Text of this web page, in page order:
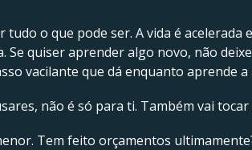
o que pode ser. A vida é
Se quiser aprender algo novo, não
vacilante que dá enquanto aprende
não é só para ti. Também vai
Tem feito orçamentos